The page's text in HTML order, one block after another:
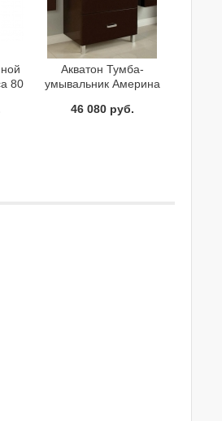
80
Акватон Тумба-
умывальник Америна
темно-коричневая с
46 080 руб.